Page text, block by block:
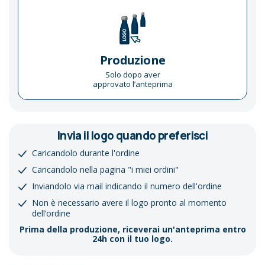
Produzione
Solo dopo aver
approvato l’anteprima
Invia il logo quando preferisci
Caricandolo durante l'ordine
Caricandolo nella pagina "i miei ordini"
Inviandolo via mail indicando il numero dell'ordine
Non è necessario avere il logo pronto al momento
dell’ordine
Prima della produzione, riceverai un'anteprima entro
24h con il tuo logo.